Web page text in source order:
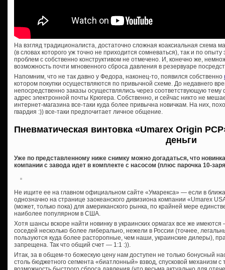
На взгляд традиционалиста, достаточно сложная коаксиальная схема
(в словах которого уж точно не приходится сомневаться), так и по
проблем с собственно конструктивом не отмечено. И, конечно же,
возможность почти мгновенного сброса давления в резервуаре
Напомним, что не так давно у Федора, наконец-то, появился собственно
котором покупки осуществляются по привычной схеме. До недавнего
непосредственно заказы осуществлялись через соответствующую
адрес электронной почты Крюгера. Собственно, и сейчас никто не
интернет-магазина все-таки куда более привычна новичкам. На них,
гвардия :)) все-таки предпочитает личное общение.
Пневматическая винтовка «Umarex Origin
деньги
Уже по представленному ниже снимку можно догадаться, что
компании с завода идет в комплекте с насосом (плюс парочка 10-
Не ищите ее на главном официальном сайте «Умарекса» — если в
однозначно на странице заокеанского дивизиона компании «Umarex
(может, только пока) для американского рынка, по крайней мере
наиболее популярном в США.
Хотя шансы вскоре найти новинку в украинских ормагах все же
соседей несколько более либерально, нежели в России (точнее,
пользуются куда более расторопные, чем наши, украинские дилеры),
запрещена. Так что общий счет — 1:1 :)).
Итак, за в общем-то божескую цену нам доступен не только бонусный
столь бюджетного сегмента «биатлонный» взвод, спусковой механизм